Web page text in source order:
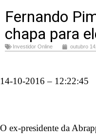
Fernando
chapa para
Investidor Online outubro
14-10-2016 – 12:22:45
O ex-presidente da